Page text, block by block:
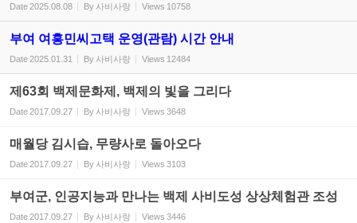
Date2025.08.08 By 사비사랑 Views 10758
부여 여흥민씨고택 운영(관람) 시간 안내
Date2025.01.31 By 사비사랑 Views 12484
제63회 백제문화제, 백제의 빛을 그리다
Date2017.09.27 By 사비사랑 Views 3648
매월당 김시습, 무량사로 돌아오다
Date2017.09.27 By 사비사랑 Views 3103
부여군, 인공지능과 만나는 백제 사비도성 상상체험관 조성
Date2017.09.27 By 사비사랑 Views 3446